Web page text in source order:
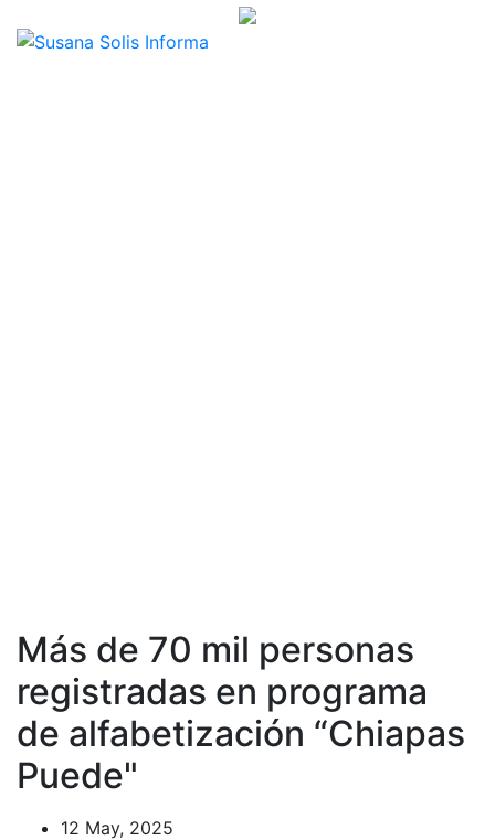
Más de 70 mil personas
registradas en programa
de alfabetización “Chiapas
Puede"
12 May, 2025